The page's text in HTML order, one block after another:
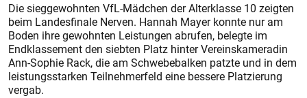
Die sieggewohnten VfL-Mädchen der Alterklasse 10 zeigten
beim Landesfinale Nerven. Hannah Mayer konnte nur am
Boden ihre gewohnten Leistungen abrufen, belegte im
Endklassement den siebten Platz hinter Vereinskameradin
Ann-Sophie Rack, die am Schwebebalken patzte und in dem
leistungsstarken Teilnehmerfeld eine bessere Platzierung
vergab.